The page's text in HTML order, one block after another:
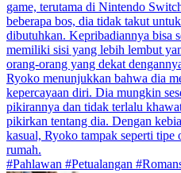
game, terutama di Nintendo
beberapa bos, dia tidak takut
dibutuhkan. Kepribadiannya bisa
memiliki sisi yang lebih lembut
orang-orang yang dekat
Ryoko menunjukkan bahwa dia
kepercayaan diri. Dia mungkin
pikirannya dan tidak terlalu
pikirkan tentang dia. Dengan
kasual, Ryoko tampak seperti tipe
rumah.
#Pahlawan #Petualangan